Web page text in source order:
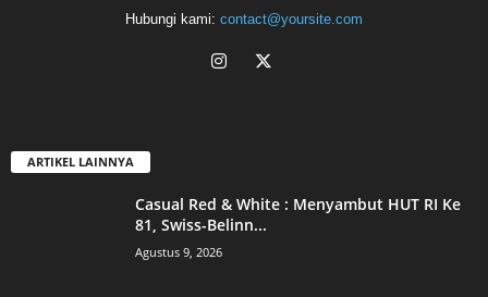
Hubungi kami: contact@yoursite.com
ARTIKEL LAINNYA
Casual Red & White : Menyambut HUT RI Ke
81, Swiss-Belinn...
Agustus 9, 2026